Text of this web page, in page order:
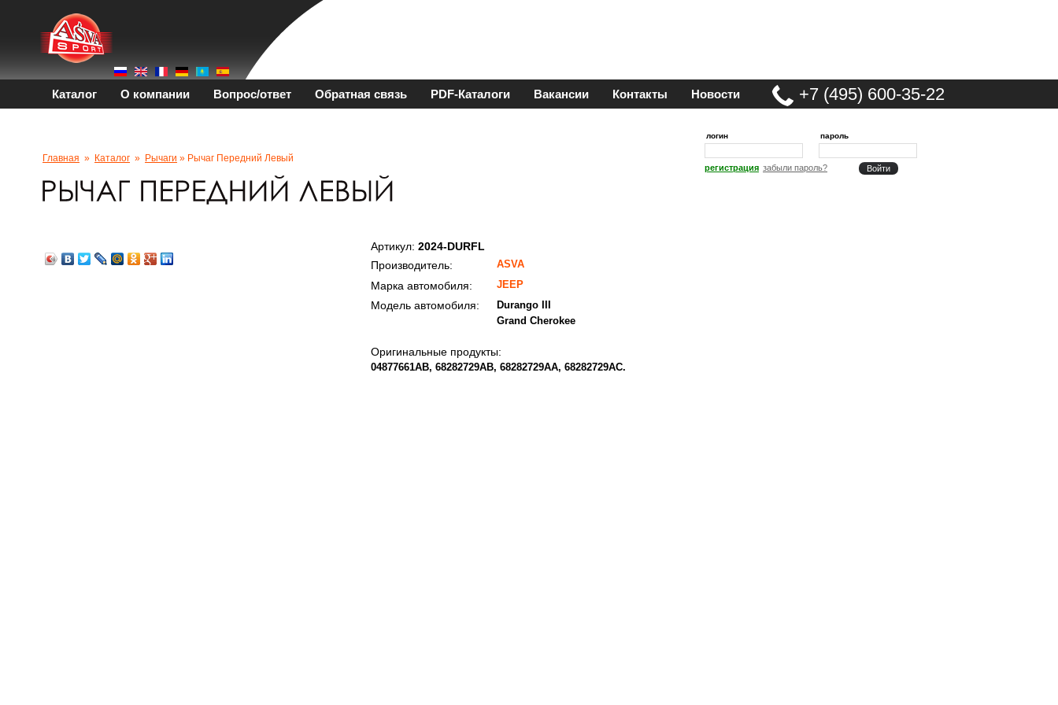
Каталог О компании Вопрос/ответ Обратная связь PDF-Каталоги Вакансии Контакты Новости +7 (495) 600-35-22
логин пароль
регистрация забыли пароль?
Главная » Каталог » Рычаги » Рычаг Передний Левый
Артикул: 2024-DURFL
Производитель:
ASVA
Марка автомобиля: JEEP
Модель автомобиля:
Durango III
Grand Cherokee
Оригинальные продукты:
04877661AB 68282729AB 68282729AA 68282729AC